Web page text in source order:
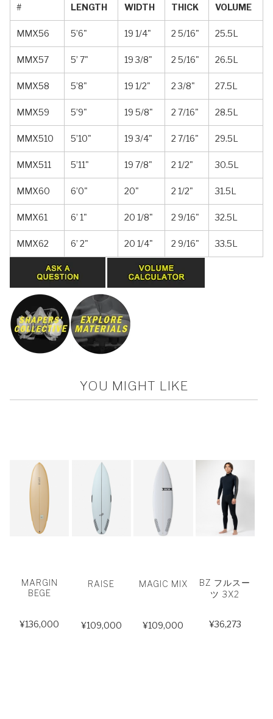
# LENGTH WIDTH THICK VOLUME
MMX56 5’6" 19 1/4" 2 5/16" 25.5L
MMX57 5’ 7" 19 3/8" 2 5/16" 26.5L
MMX58 5’8" 19 1/2" 2 3/8" 27.5L
MMX59 5’9" 19 5/8" 2 7/16" 28.5L
MMX510 5’10" 19 3/4" 2 7/16" 29.5L
MMX511 5’11" 19 7/8" 2 1/2" 30.5L
MMX60 6’0" 20" 2 1/2" 31.5L
MMX61 6’ 1" 20 1/8" 2 9/16" 32.5L
MMX62 6’ 2" 20 1/4" 2 9/16" 33.5L
YOU MIGHT LIKE
MARGIN
BEGE
¥136,000
RAISE
¥109,000
MAGIC MIX
¥109,000
BZ フルスー
ツ 3X2
¥36,273